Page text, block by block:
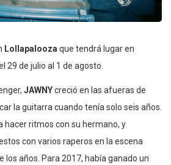
Lollapalooza que tendrá lugar en
29 de julio al 1 de agosto.
JAWNYcreció en las afueras de
la guitarra cuando tenía solo seis años.
hacer ritmos con su hermano, y
con varios raperos en la escena
los años. Para 2017, había ganado un